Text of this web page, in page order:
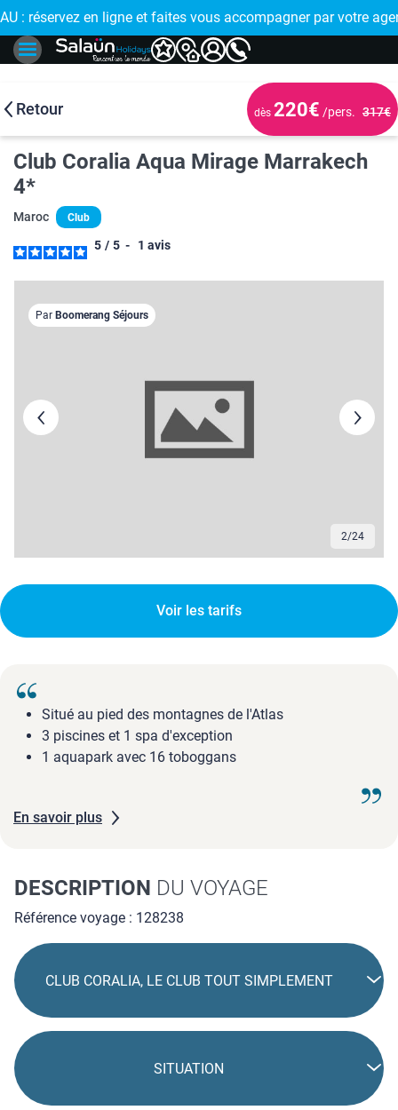
: réservez en ligne et faites vous accompagner par votre 🤩
Retour dès 220€ /pers. 317€
Club Coralia Aqua Mirage Marrakech
4*
Maroc Club
5 / 5 - 1 avis
3/24
Par Boomerang Séjours
Voir les tarifs
Situé au pied des montagnes de l'Atlas
3 piscines et 1 spa d'exception
1 aquapark avec 16 toboggans
En savoir plus
DESCRIPTION DU VOYAGE
Référence voyage : 128238
CLUB CORALIA, LE CLUB TOUT SIMPLEMENT
SITUATION